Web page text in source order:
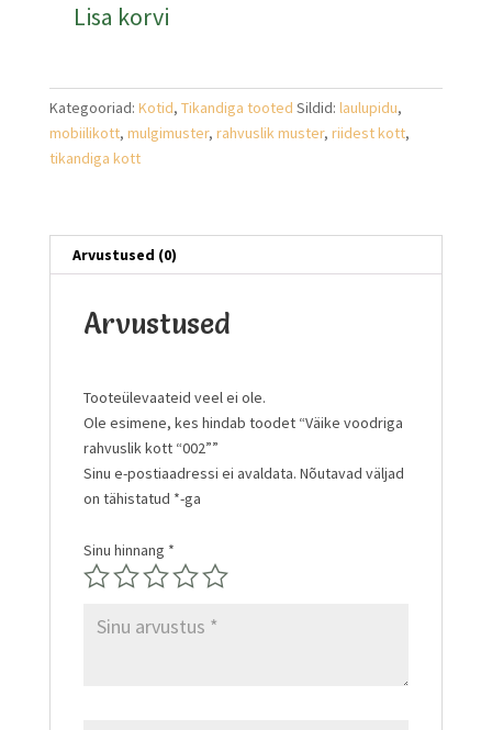
voodriga
"002"
kogus
Lisa korvi
Kategooriad: Kotid, Tikandiga tooted Sildid: laulupidu,
mobiilikott, mulgimuster, rahvuslik muster, riidest kott,
tikandiga kott
Arvustused (0)
Arvustused
Tooteülevaateid veel ei ole.
Ole esimene, kes hindab toodet “Väike voodriga
rahvuslik kott “002””
Sinu e-postiaadressi ei avaldata. Nõutavad väljad
on tähistatud *-ga
Sinu hinnang *